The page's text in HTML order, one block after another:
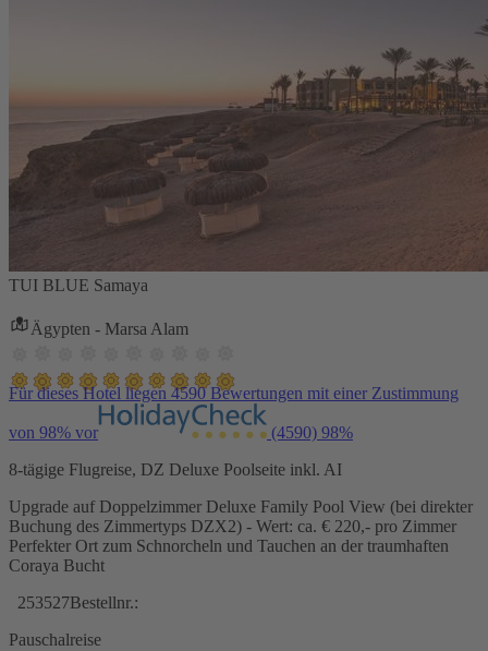
TUI BLUE Samaya
Ägypten - Marsa Alam
Für dieses Hotel liegen 4590 Bewertungen mit einer Zustimmung
von 98% vor (4590) 98%
8-tägige Flugreise, DZ Deluxe Poolseite inkl. AI
Upgrade auf Doppelzimmer Deluxe Family Pool View (bei direkter
Buchung des Zimmertyps DZX2) - Wert: ca. € 220,- pro Zimmer
Perfekter Ort zum Schnorcheln und Tauchen an der traumhaften
Coraya Bucht
253527Bestellnr.:
Pauschalreise